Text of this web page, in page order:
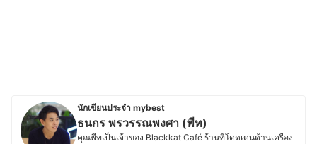
นักเขียนประจำ mybest
ธนกร พรวรรณพงศา (พีท)
คุณพีทเป็นเจ้าของ Blackkat Café ร้านที่โดดเด่นด้านเครื่อง